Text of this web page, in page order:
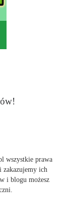
wszystkie prawa
zakazujemy ich
i blogu możesz